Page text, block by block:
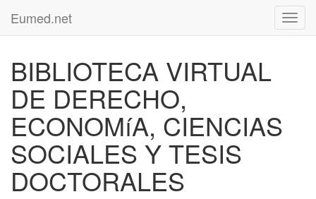
Eumed.net
BIBLIOTECA VIRTUAL
DE DERECHO,
ECONOMíA, CIENCIAS
SOCIALES Y TESIS
DOCTORALES